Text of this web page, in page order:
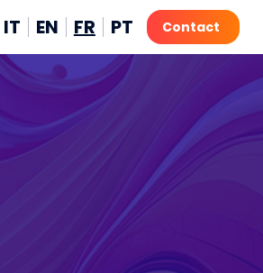
IT EN FR PT Contact